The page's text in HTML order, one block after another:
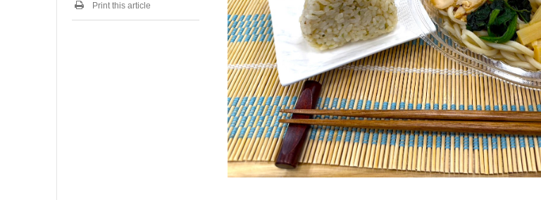
Print this article